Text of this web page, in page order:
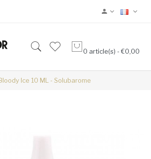
0 article(s) - €0,00
Ice 10 ML - Solubarome